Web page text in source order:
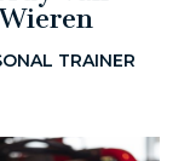
TRAINER